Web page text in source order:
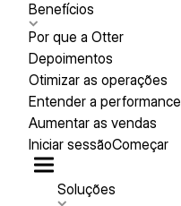
Benefícios
Por que a Otter
Depoimentos
Otimizar as operações
Entender a performance
Aumentar as vendas
Iniciar sessãoComeçar
Soluções